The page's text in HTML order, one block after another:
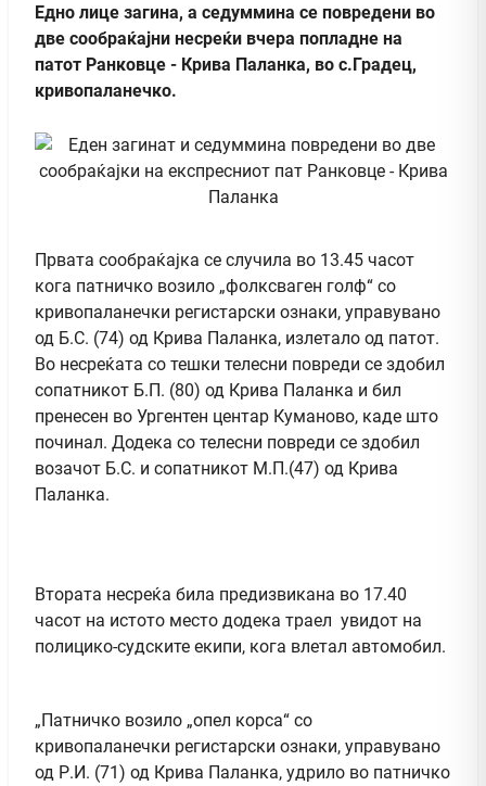
Едно лице загина, а седуммина се повредени во
две сообраќајни несреќи вчера попладне на
патот Ранковце - Крива Паланка, во с.Градец,
кривопаланечко.
Првата сообраќајка се случила во 13.45 часот
кога патничко возило „фолксваген голф“ со
кривопаланечки регистарски ознаки, управувано
од Б.С. (74) од Крива Паланка, излетало од патот.
Во несреќата со тешки телесни повреди се здобил
сопатникот Б.П. (80) од Крива Паланка и бил
пренесен во Ургентен центар Куманово, каде што
починал. Додека со телесни повреди се здобил
возачот Б.С. и сопатникот М.П.(47) од Крива
Паланка.
Втората несреќа била предизвикана во 17.40
часот на истото место додека траел увидот на
полицико-судските екипи, кога влетал автомобил.
„Патничко возило „опел корса“ со
кривопаланечки регистарски ознаки, управувано
од Р.И. (71) од Крива Паланка, удрило во патничко